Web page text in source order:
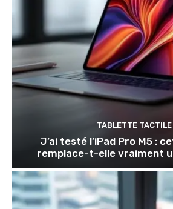
TABLETTE TACTILE
J’ai testé l’iPad Pro M5 :
remplace-t-elle vraiment